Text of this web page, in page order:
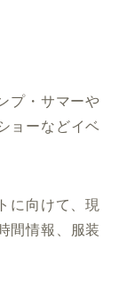
プ・サマーや
ョーなどイベ
に向けて、現
間情報、服装